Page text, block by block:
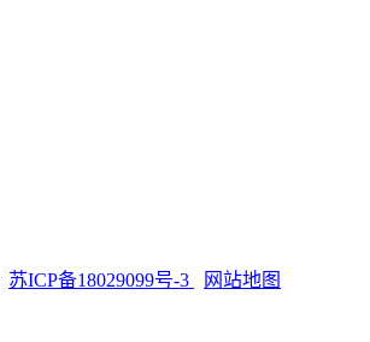
苏ICP备18029099号-3 网站地图